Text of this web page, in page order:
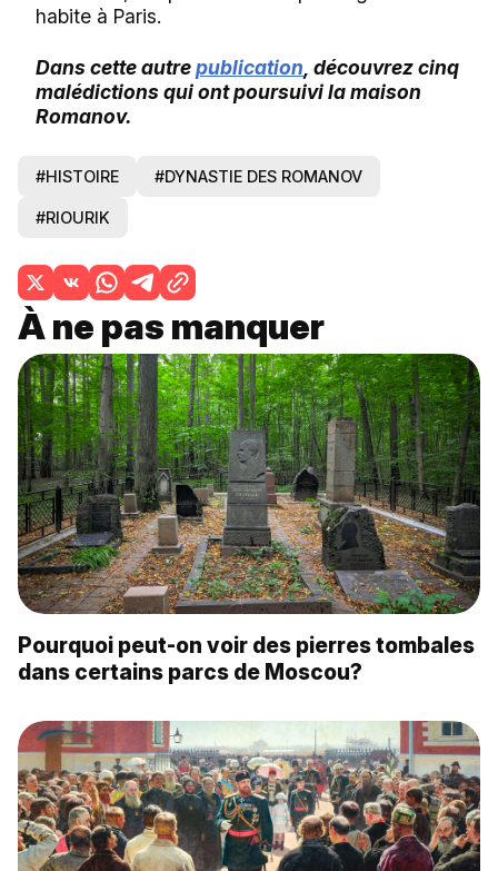
habite à Paris.
Dans cette autrepublication, découvrez cinq
malédictions qui ont poursuivi la maison
Romanov.
#HISTOIRE #DYNASTIE DES ROMANOV
#RIOURIK
À ne pas manquer
Pourquoi peut-on voir des pierres tombales
dans certains parcs de Moscou?